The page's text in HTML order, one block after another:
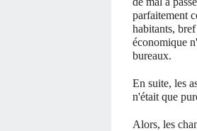
parfaitement
habitants,
économique
bureaux.
En suite, les
n'était que
Alors, les